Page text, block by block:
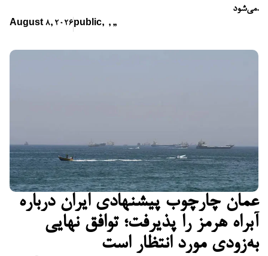
می‌شود.
August 8, 2026 public, ,,,
عمان چارچوب پیشنهادی ایران درباره
آبراه هرمز را پذیرفت؛ توافق نهایی
به‌زودی مورد انتظار است